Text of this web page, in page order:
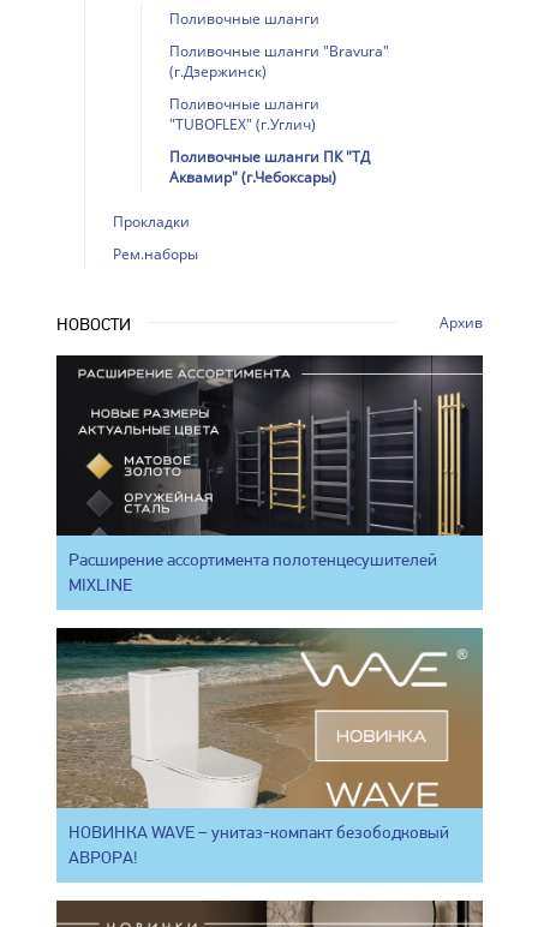
Поливочные шланги
Поливочные шланги "Bravura"
(г.Дзержинск)
Поливочные шланги
"TUBOFLEX" (г.Углич)
Поливочные шланги ПК "ТД
Аквамир" (г.Чебоксары)
Прокладки
Рем.наборы
НОВОСТИ Архив
Расширение ассортимента полотенцесушителей
MIXLINE
НОВИНКА WAVE – унитаз-компакт безободковый
АВРОРА!